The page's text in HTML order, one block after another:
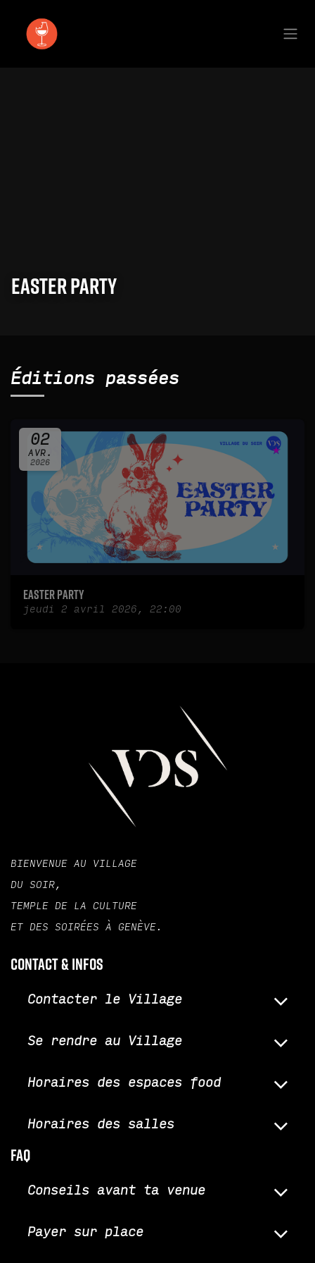
Easter Party
Éditions passées
02
AVR.
2026
Easter Party
jeudi 2 avril 2026, 22:00
BIENVENUE AU VILLAGE
DU SOIR,
TEMPLE DE LA CULTURE
ET DES SOIRÉES À GENÈVE.
Contact & infos
Contacter le Village
Se rendre au Village
Horaires des espaces food
Horaires des salles
faq
Conseils avant ta venue
Payer sur place